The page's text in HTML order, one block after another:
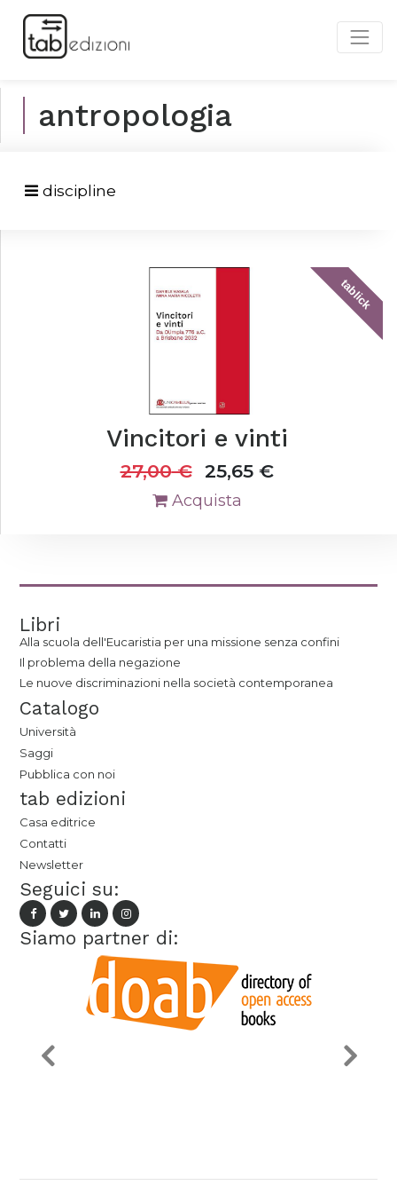
antropologia
discipline
tablick
Vincitori e vinti
27,00€ 25,65€
Acquista
Libri
Alla scuola dell'Eucaristia per una missione senza confini
Il problema della negazione
Le nuove discriminazioni nella società contemporanea
Catalogo
Università
Saggi
Pubblica con noi
tab edizioni
Casa editrice
Contatti
Newsletter
Seguici su:
Siamo partner di: